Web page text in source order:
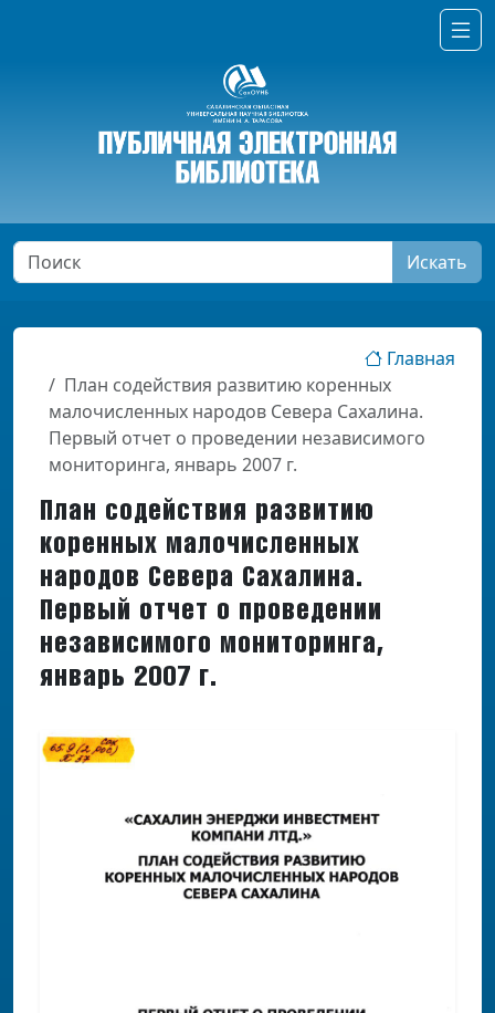
Искать
Главная
План содействия развитию коренных
малочисленных народов Севера Сахалина.
Первый отчет о проведении независимого
мониторинга, январь 2007 г.
План содействия развитию
коренных малочисленных
народов Севера Сахалина.
Первый отчет о проведении
независимого мониторинга,
январь 2007 г.